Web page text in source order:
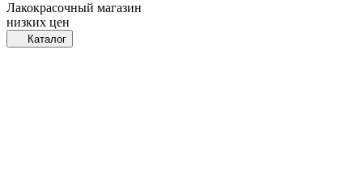
Лакокрасочный магазин
низких цен
Каталог